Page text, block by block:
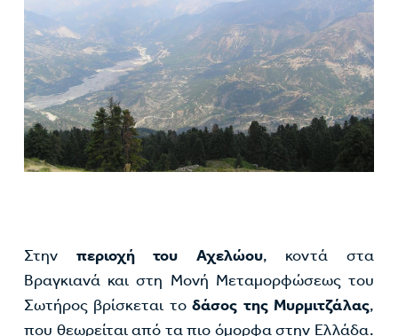
Στην περιοχή του Αχελώου, κοντά στα
Βραγκιανά και στη Μονή Μεταμορφώσεως του
Σωτήρος βρίσκεται τοδάσος της Μυρμιτζάλας,
που θεωρείται από τα πιο όμορφα στην Ελλάδα.